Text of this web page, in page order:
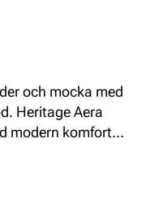
och mocka med
Heritage Aera
modern komfort